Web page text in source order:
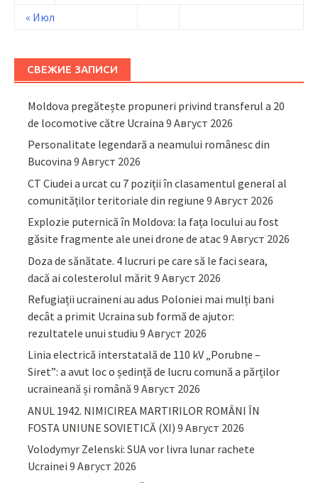
« Июл
СВЕЖИЕ ЗАПИСИ
Moldova pregătește propuneri privind transferul a 20
de locomotive către Ucraina 9 Август 2026
Personalitate legendară a neamului românesc din
Bucovina 9 Август 2026
CT Ciudei a urcat cu 7 poziții în clasamentul general al
comunităților teritoriale din regiune 9 Август 2026
Explozie puternică în Moldova: la fața locului au fost
găsite fragmente ale unei drone de atac9 Август 2026
Doza de sănătate. 4 lucruri pe care să le faci seara,
dacă ai colesterolul mărit 9 Август 2026
Refugiații ucraineni au adus Poloniei mai mulți bani
decât a primit Ucraina sub formă de ajutor:
rezultatele unui studiu 9 Август 2026
Linia electrică interstatală de 110 kV „Porubne –
Siret”: a avut loc o ședință de lucru comună a părților
ucraineană și română 9 Август 2026
ANUL 1942. NIMICIREA MARTIRILOR ROMÂNI ÎN
FOSTA UNIUNE SOVIETICĂ (XI) 9 Август 2026
Volodymyr Zelenski: SUA vor livra lunar rachete
Ucrainei 9 Август 2026